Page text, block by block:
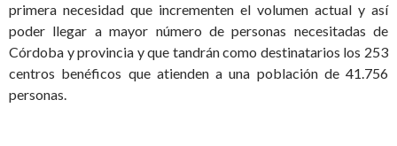
primera necesidad que incrementen el volumen actual y así
poder llegar a mayor número de personas necesitadas de
Córdoba y provincia y que tandrán como destinatarios los 253
centros benéficos que atienden a una población de 41.756
personas.